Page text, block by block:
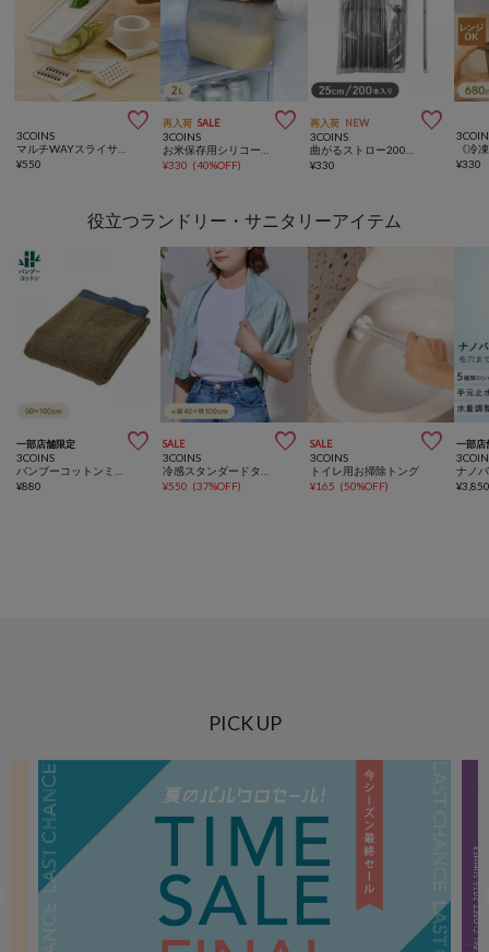

3COINS
¥550
再入荷 SALE 
3COINS
¥330 (40%OFF)
再入荷 NEW 
3COINS
¥330 ¥330
役立つランドリー・サニタリーアイテム
一部店舗限定 
3COINS
¥880
SALE 
3COINS
¥550 (37%OFF)
SALE 
3COINS
トイレ用お掃除トング
¥165 (50%OFF)
一部店
¥
PICK UP